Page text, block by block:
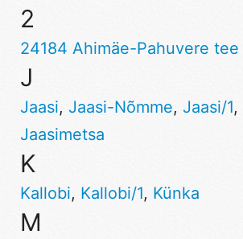
2
24184 Ahimäe-Pahuvere tee
J
Jaasi, Jaasi-Nõmme, Jaasi/1,
Jaasimetsa
K
Kallobi, Kallobi/1, Künka
M